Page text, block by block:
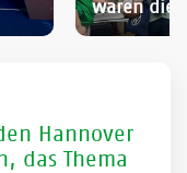
waren die
Hannover
das Thema